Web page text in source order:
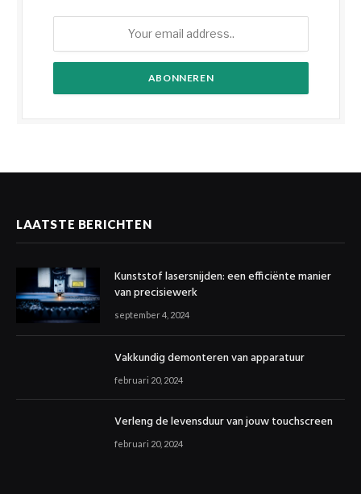
LAATSTE BERICHTEN
Kunststof lasersnijden: een efficiënte manier
van precisiewerk
september 4, 2024
Vakkundig demonteren van apparatuur
februari 20, 2024
Verleng de levensduur van jouw touchscreen
februari 20, 2024